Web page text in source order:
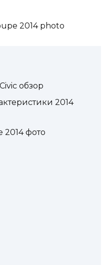
обзор
2014
2014 фото